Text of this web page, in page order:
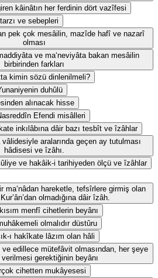
kâinâtın her ferdinin dört vazîfesi
ve sebepleri
pek çok mesâilin, mazîde hafî ve nazarî
olması
ve ma‘neviyâta bakan mesâilin
birbirinden farkları
kimin sözü dinlenilmeli?
duhûlü
alınacak hisse
Efendi misâlleri
inkılâbına dâir bazı tesbît ve îzâhlar
aralarında geçen ay tutulması
hâdisesi ve îzâhı.
ve hakâik-i tarihiyeden ölçü ve îzâhlar
ma‘nâdan hareketle, tefsîrlere girmiş olan
olmadığına dâir îzâh.
menfî cihetlerin beyânı
olmalıdır düstûru
ı hakîkate lâzım olan hâli
ve edillece mütefâvit olmasından, her şeye
verilmesi gerektiğinin beyânı
cihetten mukâyesesi